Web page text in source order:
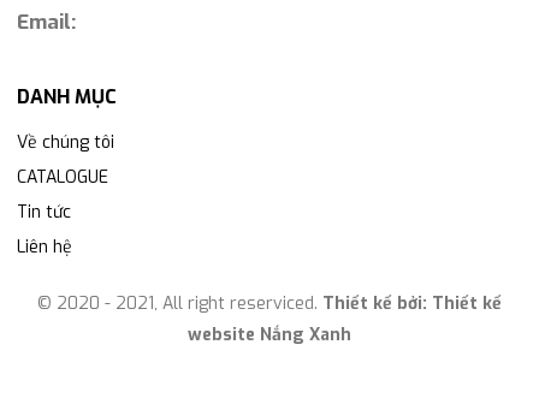
Email:
DANH MỤC
Về chúng tôi
CATALOGUE
Tin tức
Liên hệ
© 2020 - 2021, All right reserviced. Thiết kế bởi: Thiết kế
website Nắng Xanh